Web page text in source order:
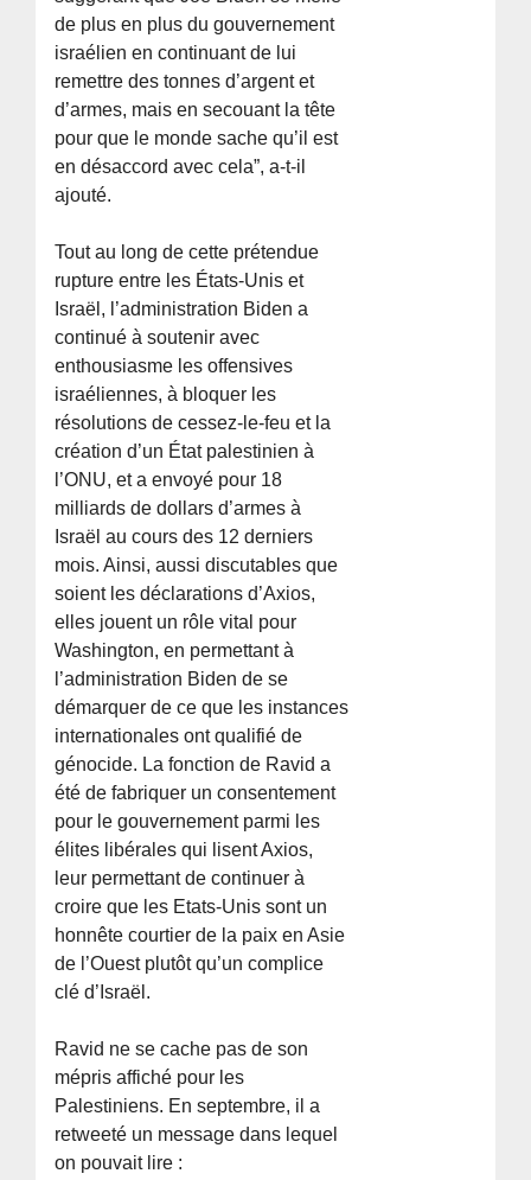
de plus en plus du gouvernement
israélien en continuant de lui
remettre des tonnes d’argent et
d’armes, mais en secouant la tête
pour que le monde sache qu’il est
en désaccord avec cela”, a-t-il
ajouté.
Tout au long de cette prétendue
rupture entre les États-Unis et
Israël, l’administration Biden a
continué à soutenir avec
enthousiasme les offensives
israéliennes, à bloquer les
résolutions de cessez-le-feu et la
création d’un État palestinien à
l’ONU, et a envoyé pour 18
milliards de dollars d’armes à
Israël au cours des 12 derniers
mois. Ainsi, aussi discutables que
soient les déclarations d’Axios,
elles jouent un rôle vital pour
Washington, en permettant à
l’administration Biden de se
démarquer de ce que les instances
internationales ont qualifié de
génocide. La fonction de Ravid a
été de fabriquer un consentement
pour le gouvernement parmi les
élites libérales qui lisent Axios,
leur permettant de continuer à
croire que les Etats-Unis sont un
honnête courtier de la paix en Asie
de l’Ouest plutôt qu’un complice
clé d’Israël.
Ravid ne se cache pas de son
mépris affiché pour les
Palestiniens. En septembre, il a
retweeté un message dans lequel
on pouvait lire :